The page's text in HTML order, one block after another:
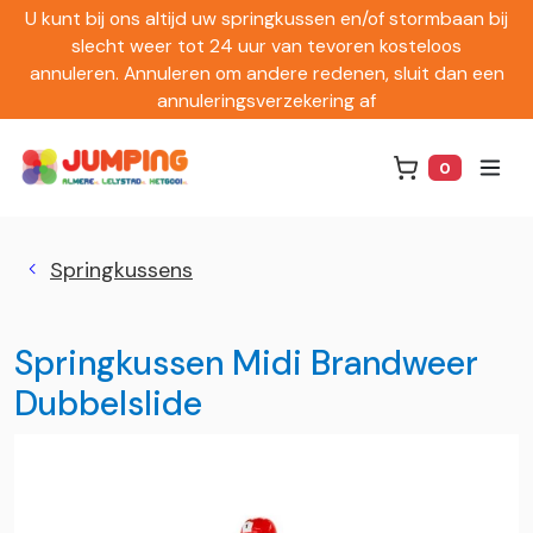
U kunt bij ons altijd uw springkussen en/of stormbaan bij
slecht weer tot 24 uur van tevoren kosteloos
annuleren. Annuleren om andere redenen, sluit dan een
annuleringsverzekering af
0
Springkussens
Springkussen Midi Brandweer
Dubbelslide